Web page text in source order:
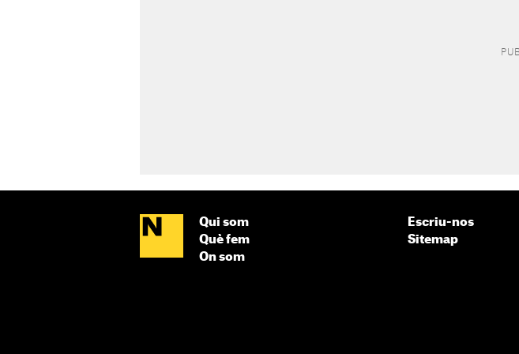
Qui som
Què fem
On som
Escriu-nos
Sitemap